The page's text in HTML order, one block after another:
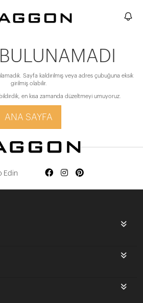
Sayfa kaldırılmış veya adres çubuğuna eksik
girilmiş olabilir.
en kısa zamanda düzeltmeyi umuyoruz.
ANA SAYFA
Edin